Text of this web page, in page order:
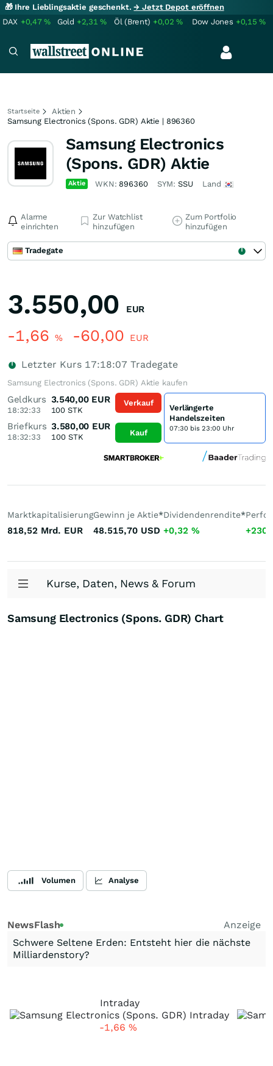
🎁 Ihre Lieblingsaktie geschenkt.→ Jetzt Depot eröffnen
DAX +0,47% Gold +2,31% Öl (Brent) +0,02% Dow Jones +0,15%
Startseite
Aktien
Samsung Electronics (Spons. GDR) Aktie | 896360
Samsung Electronics
(Spons. GDR) Aktie
Aktie WKN: 896360 SYM: SSU Land
Alarme
einrichten
Zur Watchlist
hinzufügen
Zum Portfolio
hinzufügen
Tradegate
3.550,00 EUR
-1,66 % -60,00 EUR
Letzter Kurs 17:18:07 Tradegate
Samsung Electronics (Spons. GDR) Aktie kaufen
Geldkurs
18:32:33
3.540,00 EUR
100 STK
Briefkurs
18:32:33
3.580,00 EUR
100STK
Verkauf
Kauf
Verlängerte
Handelszeiten
07:30 bis 23:00 Uhr
Marktkapitalisierung
818,52 Mrd. EUR
Gewinn je Aktie*
48.515,70 USD
Dividendenrendite*
+0,32 %
Kurse, Daten, News & Forum
Samsung Electronics (Spons. GDR) Chart
Volumen Analyse
NewsFlash
Anzeige
Schwere Seltene Erden: Entsteht hier die nächste
Milliardenstory?
Intraday
-1,66 %